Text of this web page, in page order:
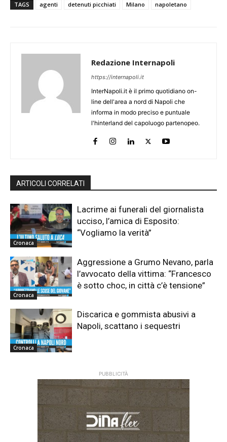
TAGS agenti detenuti picchiati Milano napoletano
Redazione Internapoli
https://internapoli.it
InterNapoli.it è il primo quotidiano on-
line dell'area a nord di Napoli che
informa in modo preciso e puntuale
l'hinterland del capoluogo partenopeo.
ARTICOLI CORRELATI
Cronaca
Lacrime ai funerali del giornalista
ucciso, l’amica di Esposito:
“Vogliamo la verità”
Cronaca
Aggressione a Grumo Nevano, parla
l’avvocato della vittima: “Francesco
è sotto choc, in città c’è tensione”
Cronaca
Discarica e gommista abusivi a
Napoli, scattano i sequestri
PUBBLICITÀ